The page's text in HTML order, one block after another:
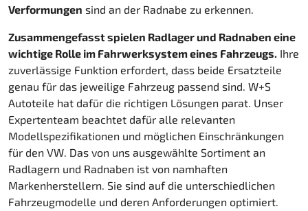
Verformungen sind an der Radnabe zu erkennen.
Zusammengefasst spielen Radlager und Radnaben eine
wichtige Rolle im Fahrwerksystem eines Fahrzeugs. Ihre
zuverlässige Funktion erfordert, dass beide Ersatzteile
genau für das jeweilige Fahrzeug passend sind. W+S
Autoteile hat dafür die richtigen Lösungen parat. Unser
Expertenteam beachtet dafür alle relevanten
Modellspezifikationen und möglichen Einschränkungen
für den VW. Das von uns ausgewählte Sortiment an
Radlagern und Radnaben ist von namhaften
Markenherstellern. Sie sind auf die unterschiedlichen
Fahrzeugmodelle und deren Anforderungen optimiert.